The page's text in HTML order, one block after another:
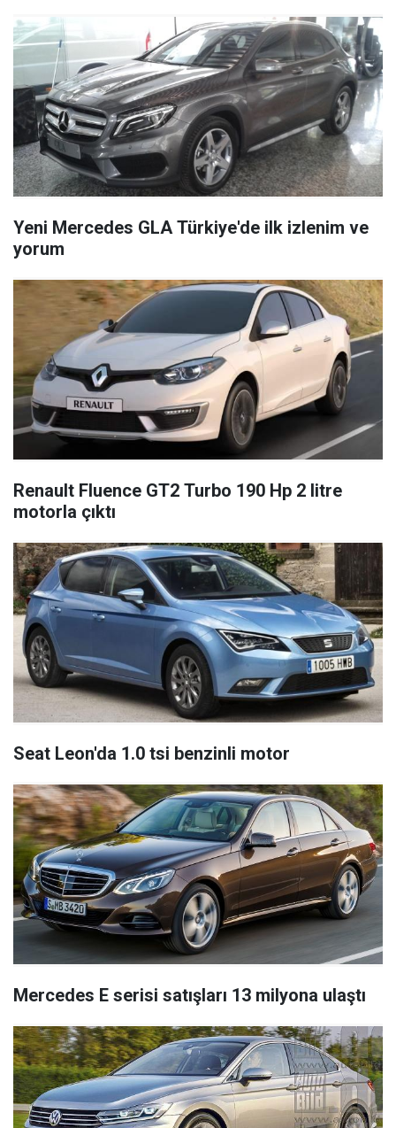
Yeni Mercedes GLA Türkiye'de ilk izlenim ve
yorum
Renault Fluence GT2 Turbo 190 Hp 2 litre
motorla çıktı
Seat Leon'da 1.0 tsi benzinli motor
Mercedes E serisi satışları 13 milyona ulaştı